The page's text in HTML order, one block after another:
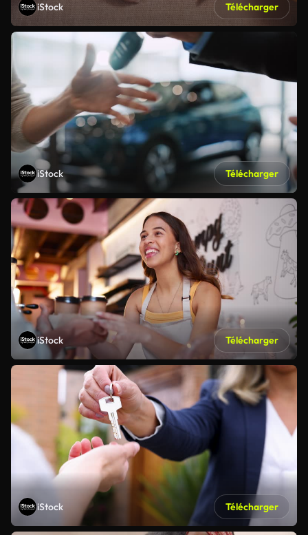
iStock Télécharger
iStock Télécharger
iStock Télécharger
iStock Télécharger